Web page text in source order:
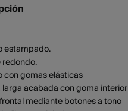
estampado.
con gomas elásticas
acabada con goma interior
mediante botones a tono